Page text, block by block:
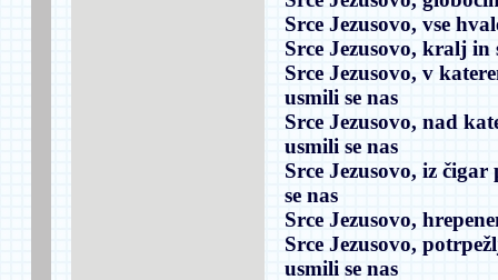
Srce Jezusovo, vse
Srce Jezusovo, kralj in
Srce Jezusovo, v
usmili se nas
Srce Jezusovo, nad
usmili se nas
Srce Jezusovo, iz
se nas
Srce Jezusovo,
Srce Jezusovo,
usmili se nas